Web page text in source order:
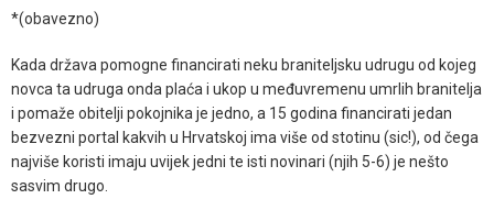
*(obavezno)
Kada država pomogne financirati neku braniteljsku udrugu od kojeg
novca ta udruga onda plaća i ukop u međuvremenu umrlih branitelja
i pomaže obitelji pokojnika je jedno, a 15 godina financirati jedan
bezvezni portal kakvih u Hrvatskoj ima više od stotinu (sic!), od čega
najviše koristi imaju uvijek jedni te isti novinari (njih 5-6) je nešto
sasvim drugo.